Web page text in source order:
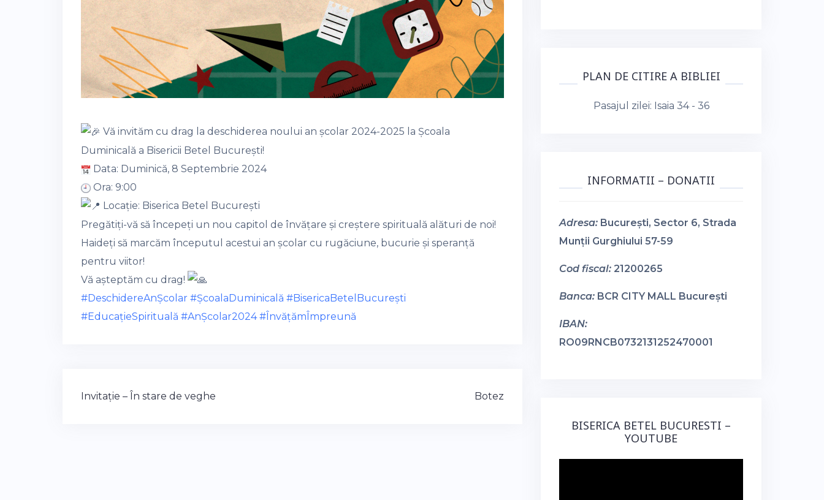
Vă invităm cu drag la deschiderea noului an școlar 2024-2025 la Școala
Duminicală a Bisericii Betel București!
Data: Duminică, 8 Septembrie 2024
Ora: 9:00
Locație: Biserica Betel București
Pregătiți-vă să începeți un nou capitol de învățare și creștere spirituală alături de noi!
Haideți să marcăm începutul acestui an școlar cu rugăciune, bucurie și speranță
pentru viitor!
Vă așteptăm cu drag!
#DeschidereAnȘcolar #ȘcoalaDuminicală #BisericaBetelBucurești
#EducațieSpirituală #AnȘcolar2024 #ÎnvățămÎmpreună
Post
Invitație – În stare de veghe Botez
PLAN DE CITIRE A BIBLIEI
Pasajul zilei: Isaia 34 - 36
INFORMATII – DONATII
Adresa: București, Sector 6, Strada
Munții Gurghiului 57-59
Cod fiscal: 21200265
Banca: BCR CITY MALL București
IBAN:
RO09RNCB0732131252470001
BISERICA BETEL BUCURESTI –
YOUTUBE